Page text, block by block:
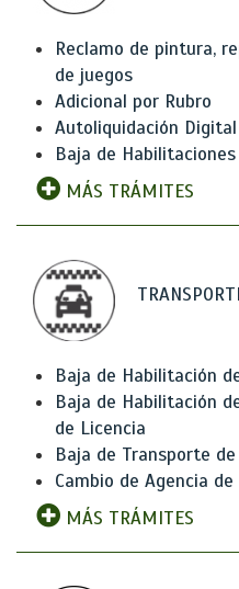
Reclamo de pintura,
de juegos
Adicional por Rubro
Autoliquidación
Baja de
MÁS TRÁMITES
Baja de Habilitación
Baja de Habilitación
de Licencia
Baja de Transporte de
Cambio de Agencia
MÁS TRÁMITES